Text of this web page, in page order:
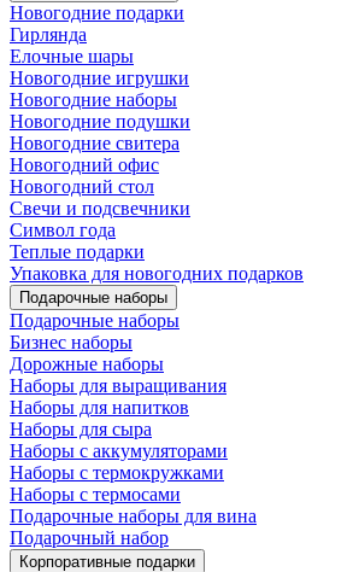
Новогодние подарки
Гирлянда
Елочные шары
Новогодние игрушки
Новогодние наборы
Новогодние подушки
Новогодние свитера
Новогодний офис
Новогодний стол
Свечи и подсвечники
Символ года
Теплые подарки
Упаковка для новогодних подарков
Подарочные наборы
Подарочные наборы
Бизнес наборы
Дорожные наборы
Наборы для выращивания
Наборы для напитков
Наборы для сыра
Наборы с аккумуляторами
Наборы с термокружками
Наборы с термосами
Подарочные наборы для вина
Подарочный набор
Корпоративные подарки